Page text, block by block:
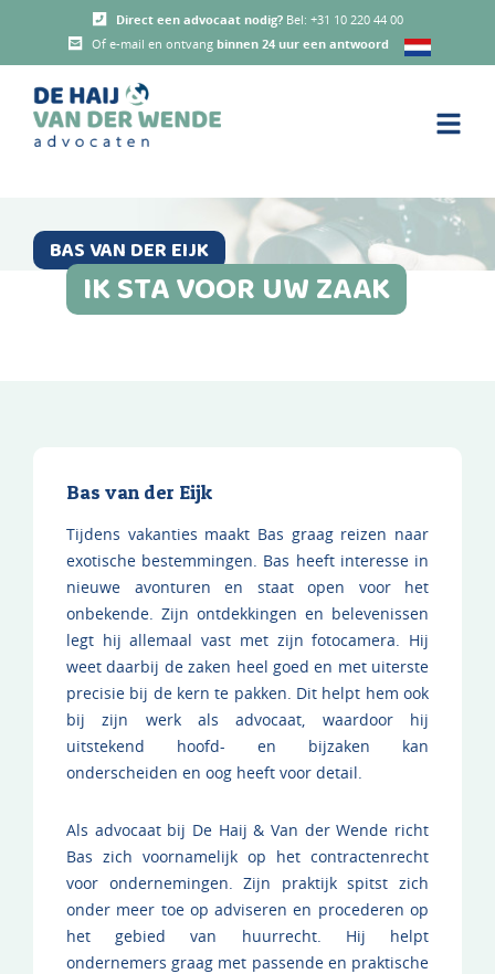
Direct een advocaat nodig? Bel: +31 10 220 44 00
Of e-mail en ontvang binnen 24 uur een antwoord
BAS VAN DER EIJK
IK STA VOOR UW ZAAK
Bas van der Eijk
Tijdens vakanties maakt Bas graag reizen naar
exotische bestemmingen. Bas heeft interesse in
nieuwe avonturen en staat open voor het
onbekende. Zijn ontdekkingen en belevenissen
legt hij allemaal vast met zijn fotocamera. Hij
weet daarbij de zaken heel goed en met uiterste
precisie bij de kern te pakken. Dit helpt hem ook
bij zijn werk als advocaat, waardoor hij
uitstekend hoofd- en bijzaken kan
onderscheiden en oog heeft voor detail.
Als advocaat bij De Haij & Van der Wende richt
Bas zich voornamelijk op het contractenrecht
voor ondernemingen. Zijn praktijk spitst zich
onder meer toe op adviseren en procederen op
het gebied van huurrecht. Hij helpt
ondernemers graag met passende en praktische